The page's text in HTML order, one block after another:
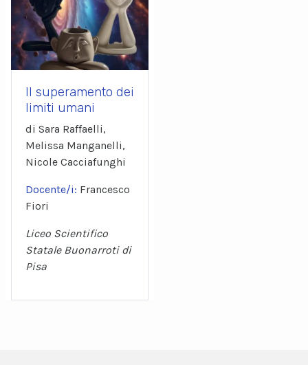
Il superamento dei
limiti umani
di Sara Raffaelli,
Melissa Manganelli,
Nicole Cacciafunghi
Docente/i: Francesco
Fiori
Liceo Scientifico
Statale Buonarroti di
Pisa